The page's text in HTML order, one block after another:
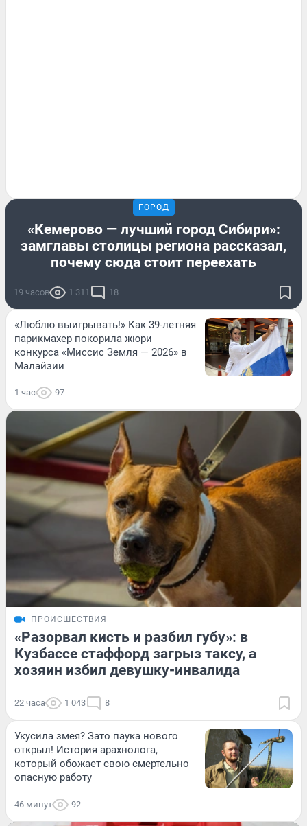
ГОРОД
«Кемерово — лучший город Сибири»:
замглавы столицы региона рассказал,
почему сюда стоит переехать
19 часов 1 311 18
«Люблю выигрывать!» Как 39-летняя
парикмахер покорила жюри
конкурса «Миссис Земля — 2026» в
Малайзии
1 час 97
ПРОИСШЕСТВИЯ
«Разорвал кисть и разбил губу»: в
Кузбассе стаффорд загрыз таксу, а
хозяин избил девушку-инвалида
22 часа 1 043 8
Укусила змея? Зато паука нового
открыл! История арахнолога,
который обожает свою смертельно
опасную работу
46 минут 92